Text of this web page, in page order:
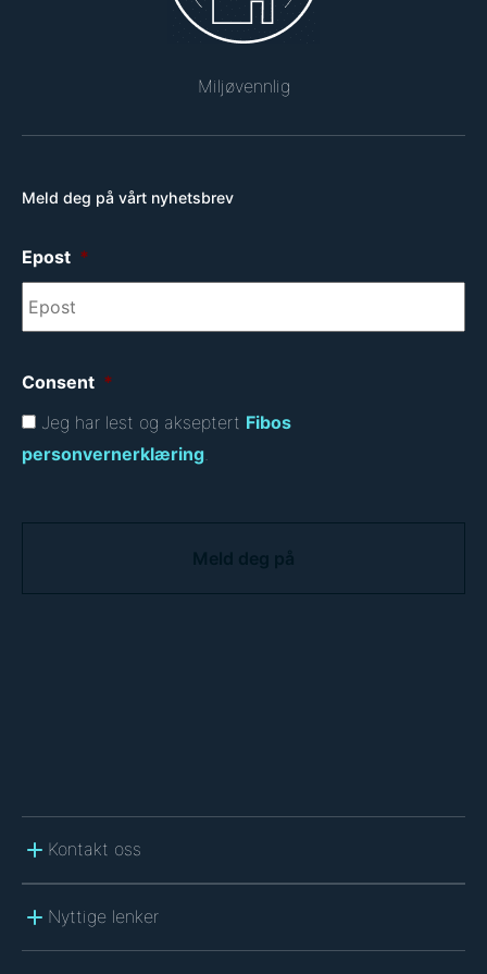
Miljøvennlig
Meld deg på vårt nyhetsbrev
Epost *
Consent *
Jeg har lest og akseptert Fibos
personvernerklæring.
Kontakt oss
Nyttige lenker